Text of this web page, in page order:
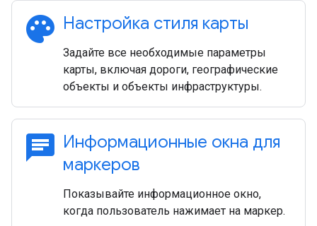
palette Настройка стиля карты
Задайте все необходимые параметры
карты, включая дороги, географические
объекты и объекты инфраструктуры.
chat Информационные окна для
маркеров
Показывайте информационное окно,
когда пользователь нажимает на маркер.